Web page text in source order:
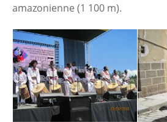
amazonienne (1 100 m).